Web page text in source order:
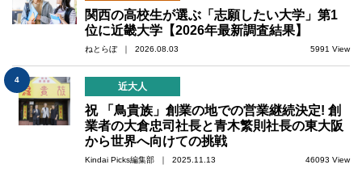
関西の高校生が選ぶ「志願したい大学」第1
位に近畿大学【2026年最新調査結果】
ねとらぼ ｜ 2026.08.03 5991 View
4
近大人
祝 「鳥貴族」創業の地での営業継続決定! 創
業者の大倉忠司社長と青木繁則社長の東大阪
から世界へ向けての挑戦
Kindai Picks編集部 ｜ 2025.11.13 46093 View